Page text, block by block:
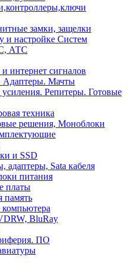
замки, защелки
и настройке Систем
АТС
интернет сигналов
Адаптеры. Мачты
Репитеры. Готовые
техника
решения, Моноблоки
и SSD
адаптеры, Sata кабеля
питания
платы
память
BluRay
ПО